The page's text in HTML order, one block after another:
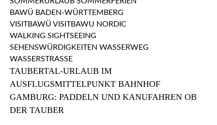
TAUBERTAL-URLAUB IM
AUSFLUGSMITTELPUNKT BAHNHOF
GAMBURG: PADDELN UND KANUFAHREN OB
DER TAUBER